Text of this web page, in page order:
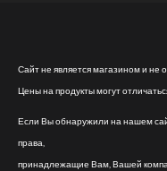
Сайт не является магазином и не
Цены на продукты могут
Если Вы обнаружили на нашем
права,
принадлежащие Вам, Вашей